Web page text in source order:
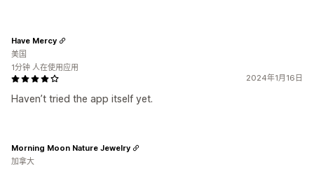
2024年1月16日
Haven’t tried the app itself yet.
Have Mercy
美国
1分钟 人在使用应用
Morning Moon Nature Jewelry
加拿大